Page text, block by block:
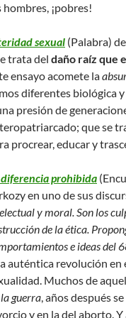
hombres, ¡pobres!
sexual (Palabra) de
trata del daño raíz que
ensayo acomete la
diferentes biológica
presión de
que se
procrear, educar y
prohibida
en uno de sus
y moral. Son los
de la ética.
e ideas del
auténtica revolución en
Muchos de
guerra, años después
y en la del aborto.